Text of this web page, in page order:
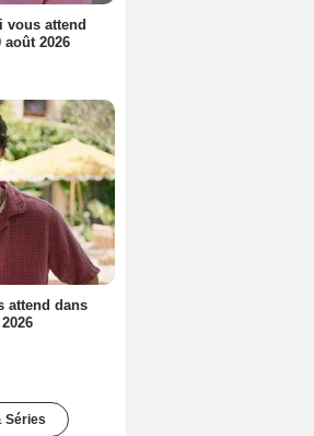
vous attend
2026
attend dans
Séries